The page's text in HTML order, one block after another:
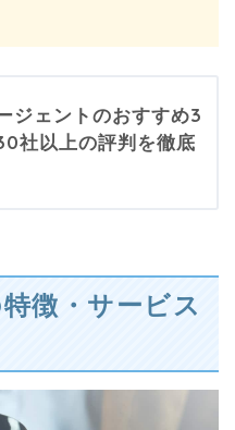
ジェントのおすすめ3
社以上の評判を徹底
徴・サービス